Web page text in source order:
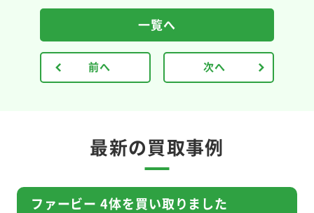
前へ
一覧へ
次へ
最新の買取事例
ファービー 4体を買い取りました